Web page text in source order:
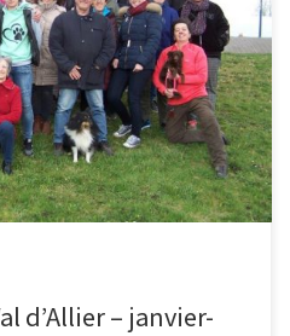
d’Allier – janvier-